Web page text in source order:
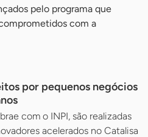
pelo programa que
com a
por pequenos negócios
com o INPI, são realizadas
acelerados no Catalisa